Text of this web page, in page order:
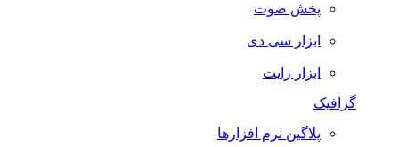
پخش صوت
ابزار سی دی
ابزار رایت
گرافیک
پلاگین نرم افزارها